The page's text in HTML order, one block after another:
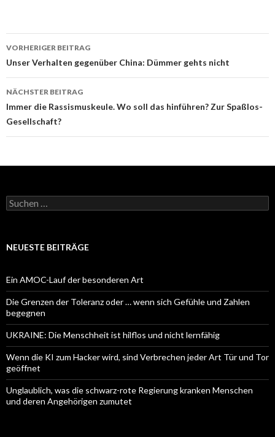
Beitrags-
Navigation
VORHERIGER BEITRAG
Unser Verhalten gegenüber China: Dümmer gehts nicht
NÄCHSTER BEITRAG
Immer die Rassismuskeule. Wo soll das hinführen? Zur Spaßlos-
Gesellschaft?
Suchen
nach:
NEUESTE BEITRÄGE
Ein AMOC-Lauf der besonderen Art
Die Grenzen der Toleranz oder … wenn sich Gefühle und Zahlen
begegnen
UKRAINE: Die Menschheit ist hilflos und nicht lernfähig
Wenn die KI zum Hacker wird, sind Verbrechen jeder Art Tür und Tor
geöffnet
Unglaublich, was die schwarz-rote Regierung kranken Menschen
und deren Angehörigen zumutet